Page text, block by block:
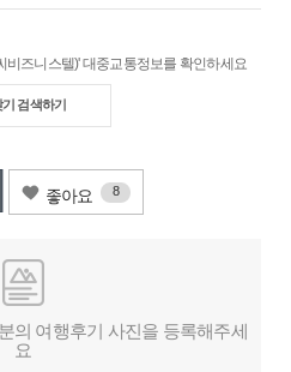
비즈니스텔)' 대중교통정보를 확인하세요
검색하기
좋아요 8
의 여행후기 사진을 등록해주세
요